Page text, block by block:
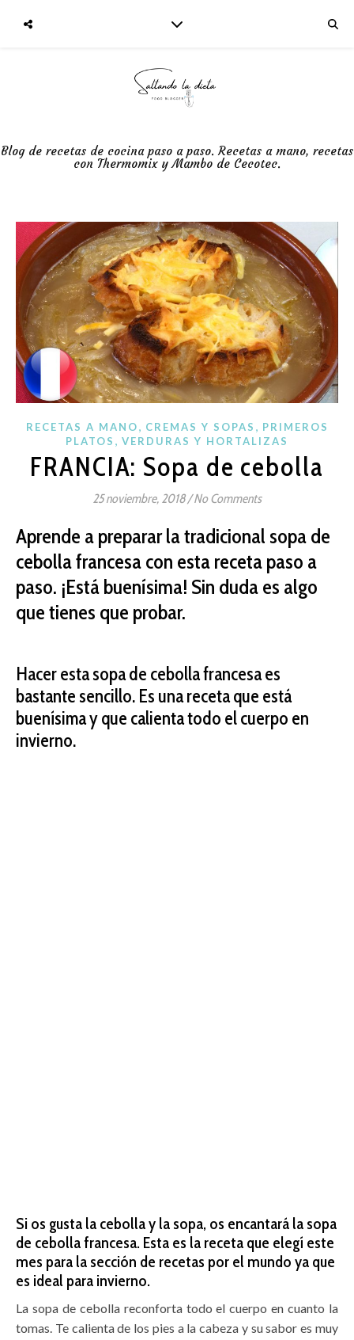
Blog de recetas de cocina paso a paso. Recetas a mano, recetas
con Thermomix y Mambo de Cecotec.
RECETAS A MANO, CREMAS Y SOPAS , PRIMEROS
PLATOS , VERDURAS Y HORTALIZAS
FRANCIA: Sopa de cebolla
25 noviembre, 2018/ No Comments
Aprende a preparar la tradicional sopa de
cebolla francesa con esta receta paso a
paso. ¡Está buenísima! Sin duda es algo
que tienes que probar.
Hacer esta sopa de cebolla francesa es
bastante sencillo. Es una receta que está
buenísima y que calienta todo el cuerpo en
invierno.
Si os gusta la cebolla y la sopa, os encantará la sopa
de cebolla francesa. Esta es la receta que elegí este
mes para la sección de recetas por el mundo ya que
es ideal para invierno.
La sopa de cebolla reconforta todo el cuerpo en cuanto la
tomas. Te calienta de los pies a la cabeza y su sabor es muy